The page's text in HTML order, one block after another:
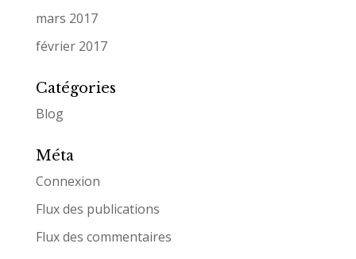
mars 2017
février 2017
Catégories
Blog
Méta
Connexion
Flux des publications
Flux des commentaires